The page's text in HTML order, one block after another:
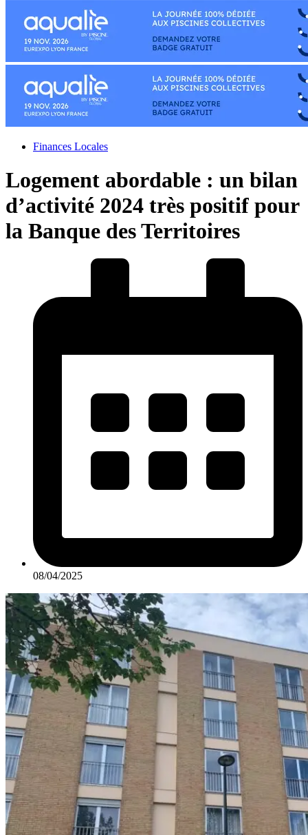
Finances Locales
Logement abordable : un bilan
d’activité 2024 très positif pour
la Banque des Territoires
08/04/2025